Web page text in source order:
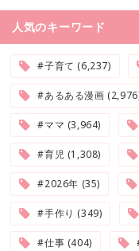
人気のキーワード
#子育て (6,237)
#あるある漫画
#ママ (3,964)
#育児 (1,308)
#2026年 (35)
#手作り (349)
#仕事 (404)